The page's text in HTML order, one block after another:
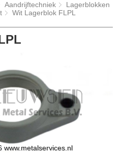
Aandrijftechniek
Lagerblokken
Wit Lagerblok FLPL
www.metalservices.nl